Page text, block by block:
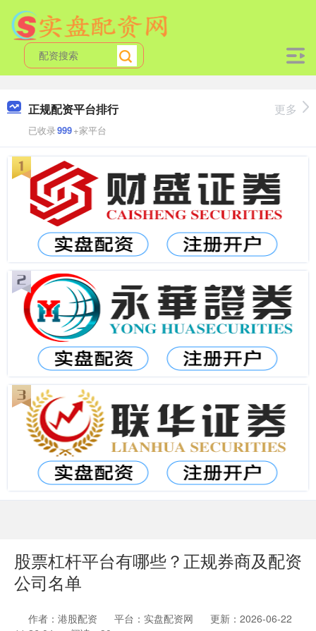
正规配资平台排行
已收录999+家平台
更多
股票杠杆平台有哪些？正规券商及配资
公司名单
作者：港股配资 平台：实盘配资网
更新：2026-06-22